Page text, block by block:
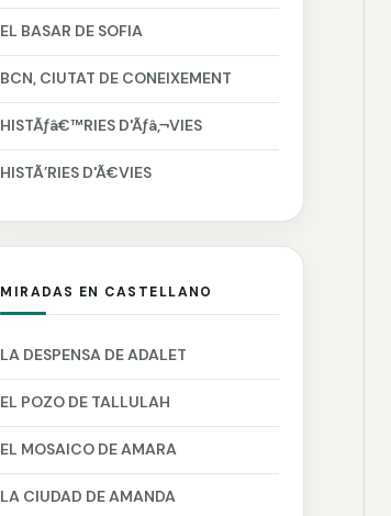
EL BASAR DE SOFIA
BCN, CIUTAT DE CONEIXEMENT
HISTÃƒâ€™RIES D'Ãƒâ‚¬VIES
HISTÃ’RIES D'Ã€VIES
MIRADAS EN CASTELLANO
LA DESPENSA DE ADALET
EL POZO DE TALLULAH
EL MOSAICO DE AMARA
LA CIUDAD DE AMANDA